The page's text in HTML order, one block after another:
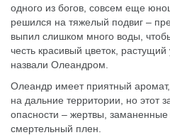
одного из богов, совсем еще
решился на тяжелый подвиг –
выпил слишком много воды,
честь красивый цветок,
назвали Олеандром.
Олеандр имеет приятный
на дальние территории, но этот
опасности – жертвы,
смертельный плен.